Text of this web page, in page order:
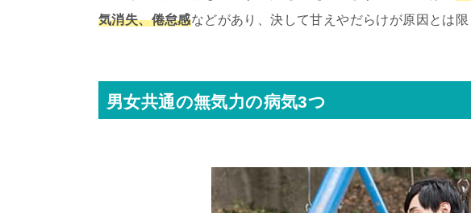
気消失、倦怠感などがあり、決して甘えやだらけが原因とは限
男女共通の無気力の病気3つ